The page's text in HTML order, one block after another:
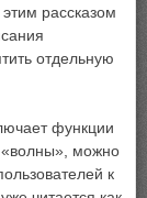
рассказом
отдельную
функции
«волны», можно
к